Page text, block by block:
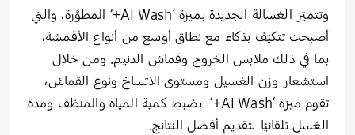
وتتميّز الغسالة الجديدة بميزة ‘AI Wash+’ المطوَّرة، والتي
أصبحت تتكيّف بذكاء مع نطاق أوسع من أنواع الأقمشة،
بما في ذلك ملابس الخروج وقماش الدنيم. ومن خلال
استشعار وزن الغسيل ومستوى الاتساخ ونوع القماش،
تقوم ميزة ‘AI Wash+’ بضبط كمية المياه والمنظف ومدة
الغسل تلقائيًا لتقديم أفضل النتائج.